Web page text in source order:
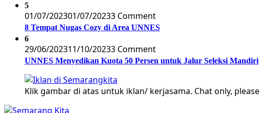
5
01/07/202301/07/20233 Comment
8 Tempat Nugas Cozy di Area UNNES
6
29/06/202311/10/20233 Comment
UNNES Menyedikan Kuota 50 Persen untuk Jalur Seleksi Mandiri
Klik gambar di atas untuk iklan/ kerjasama. Chat only, please